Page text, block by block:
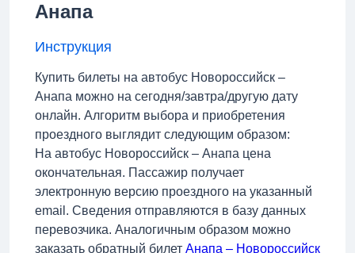
Анапа
Инструкция
Купить билеты на автобус Новороссийск –
Анапа можно на сегодня/завтра/другую дату
онлайн. Алгоритм выбора и приобретения
проездного выглядит следующим образом:
На автобус Новороссийск – Анапа цена
окончательная. Пассажир получает
электронную версию проездного на указанный
email. Сведения отправляются в базу данных
перевозчика. Аналогичным образом можно
заказать обратный билет Анапа – Новороссийск